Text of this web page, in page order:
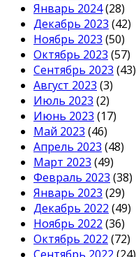
Январь 2024(28)
Декабрь 2023 (42)
Ноябрь 2023 (50)
Октябрь 2023 (57)
Сентябрь 2023 (43)
Август 2023 (3)
Июль 2023 (2)
Июнь 2023 (17)
Май 2023 (46)
Апрель 2023 (48)
Март 2023 (49)
Февраль 2023 (38)
Январь 2023 (29)
Декабрь 2022 (49)
Ноябрь 2022 (36)
Октябрь 2022 (72)
Сентябрь 2022 (24)